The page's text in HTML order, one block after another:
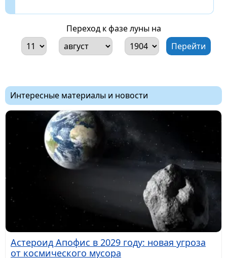
Переход к фазе луны на
Интересные материалы и новости
Астероид Апофис в 2029 году: новая угроза
от космического мусора